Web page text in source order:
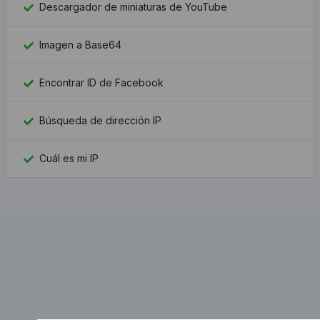
Descargador de miniaturas de YouTube
Imagen a Base64
Encontrar ID de Facebook
Búsqueda de dirección IP
Cuál es mi IP